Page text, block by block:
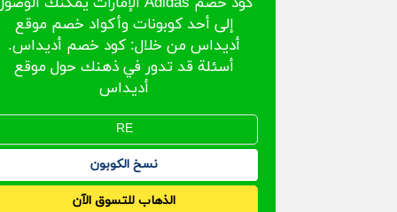
إلى أحد كوبونات وأكواد خصم موقع
أديداس من خلال: كود خصم أديداس.
أسئلة قد تدور في ذهنك حول موقع
أديداس
نسخ الكوبون
الذهاب للتسوق الآن